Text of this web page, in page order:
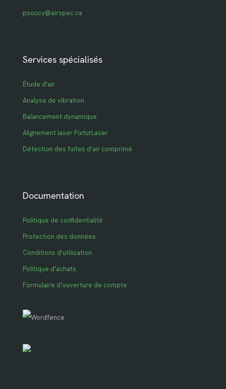
psoucy@airspec.ca
Services spécialisés
Étude d'air
Analyse de vibration
Balancement dynamique
Alignement laser FixturLaser
Détection des fuites d'air comprimé
Documentation
Politique de confidentialité
Protection des données
Conditions d'utilisation
Politique d'achats
Formulaire d'ouverture de compte